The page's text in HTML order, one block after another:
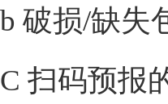
b 破损/缺失
C 扫码预报